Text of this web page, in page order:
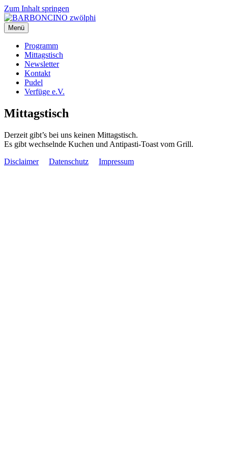
Zum Inhalt springen
BARBONCINO zwölphi
Menü
Programm
Mittagstisch
Newsletter
Kontakt
Pudel
Verfüge e.V.
Mittagstisch
Derzeit gibt’s bei uns keinen Mittagstisch.
Es gibt wechselnde Kuchen und Antipasti-Toast vom Grill.
Disclaimer
Datenschutz Impressum